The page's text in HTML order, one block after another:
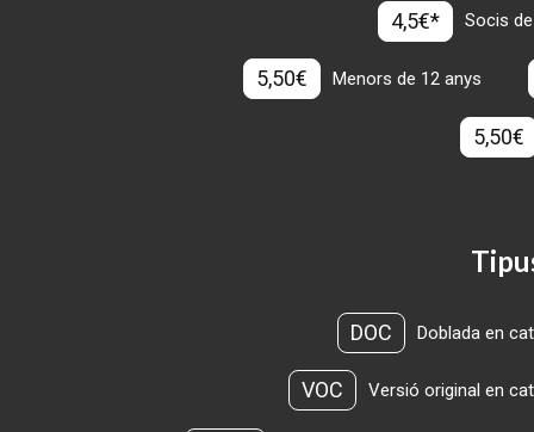
4,5€* Socis
5,50€ Menors de 12 anys
5,50€
DOC Doblada en
VOC Versió original en